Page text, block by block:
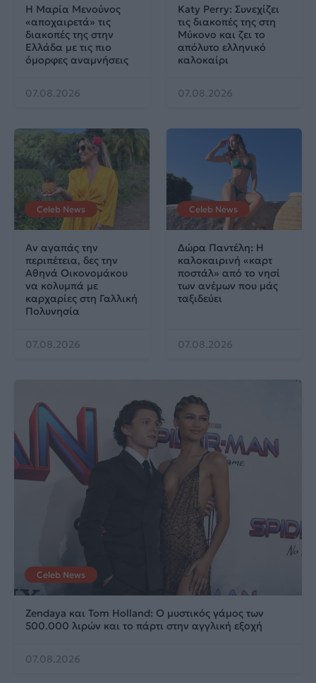
Η Μαρία Μενούνος
«αποχαιρετά» τις
διακοπές της στην
Ελλάδα με τις πιο
όμορφες αναμνήσεις
07.08.2026
Katy Perry: Συνεχίζει
τις διακοπές της στη
Μύκονο και ζει το
απόλυτο ελληνικό
καλοκαίρι
07.08.2026
Celeb News
Αν αγαπάς την
περιπέτεια, δες την
Αθηνά Οικονομάκου
να κολυμπά με
καρχαρίες στη Γαλλική
Πολυνησία
07.08.2026
Celeb News
Δώρα Παντέλη: Η
καλοκαιρινή «καρτ
ποστάλ» από το νησί
των ανέμων που μάς
ταξιδεύει
07.08.2026
Celeb News
Zendaya και Tom Holland: Ο μυστικός γάμος των
500.000 λιρών και το πάρτι στην αγγλική εξοχή
07.08.2026